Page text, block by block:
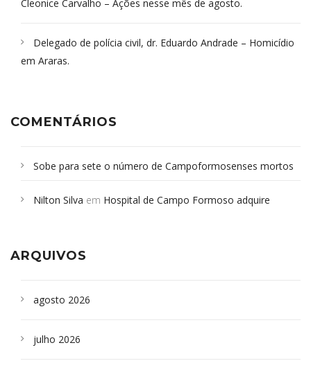
Cleonice Carvalho – Ações nesse mês de agosto.
Delegado de polícia civil, dr. Eduardo Andrade – Homicídio
em Araras.
COMENTÁRIOS
Sobe para sete o número de Campoformosenses mortos
Campoformosenses que morreram em desabamentos são
Nilton Silva em Hospital de Campo Formoso adquire
ARQUIVOS
agosto 2026
julho 2026